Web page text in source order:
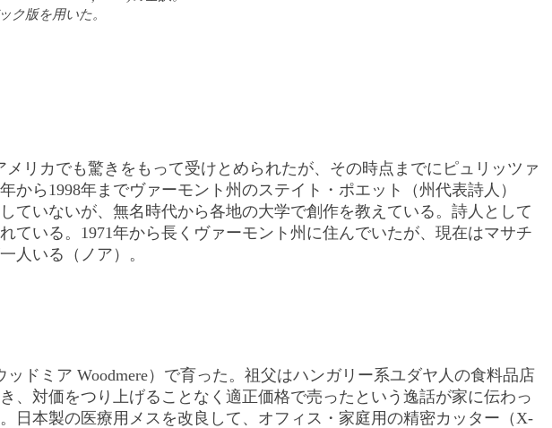
ク版を用いた。
リカでも驚きをもって受けとめられたが、その時点までにピュリッツァ
ら1998年までヴァーモント州のステイト・ポエット（州代表詩人）
ていないが、無名時代から各地の大学で創作を教えている。詩人として
いる。1971年から長くヴァーモント州に住んでいたが、現在はマサチ
人いる（ノア）。
ドミア Woodmere）で育った。祖父はハンガリー系ユダヤ人の食料品店
対価をつり上げることなく適正価格で売ったという逸話が家に伝わっ
日本製の医療用メスを改良して、オフィス・家庭用の精密カッター（X-